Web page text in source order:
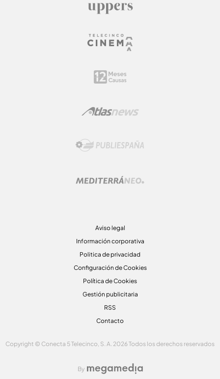
Aviso legal
Información corporativa
Politica de privacidad
Configuración de Cookies
Política de Cookies
Gestión publicitaria
RSS
Contacto
Copyright © Conecta 5 Telecinco, S. A. 2026 Todos los derechos reservados
By